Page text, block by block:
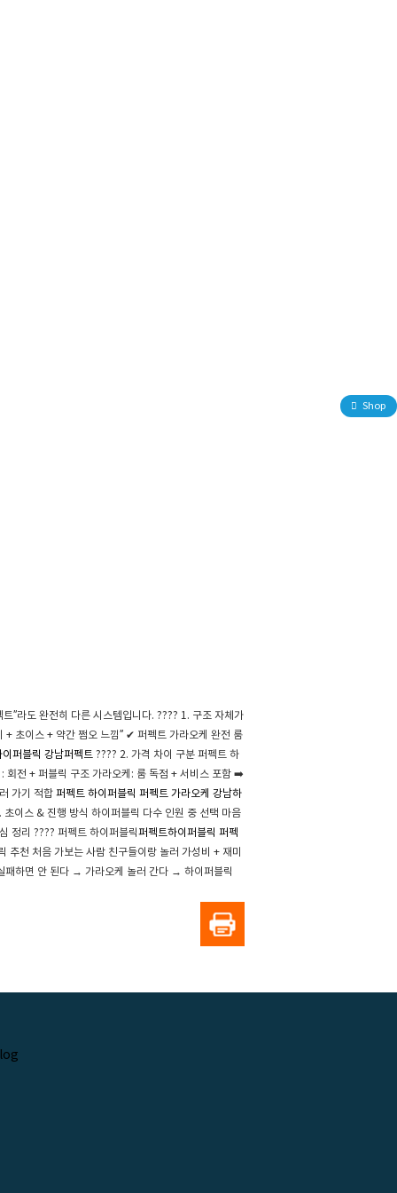
Shop
”라도 완전히 다른 시스템입니다. ???? 1. 구조 자체가
초이스 + 약간 쩜오 느낌” ✔ 퍼펙트 가라오케 완전 룸
퍼블릭 강남퍼펙트 ???? 2. 가격 차이 구분 퍼펙트 하
회전 + 퍼블릭 구조 가라오케: 룸 독점 + 서비스 포함 ➡️
가기 적합 퍼펙트 하이퍼블릭 퍼펙트 가라오케
강남하
이스 & 진행 방식 하이퍼블릭 다수 인원 중 선택 마음
정리 ???? 퍼펙트 하이퍼블릭퍼펙트하이퍼블릭 퍼펙
천 처음 가보는 사람 친구들이랑 놀러 가성비 + 재미
패하면 안 된다 → 가라오케 놀러 간다 → 하이퍼블릭